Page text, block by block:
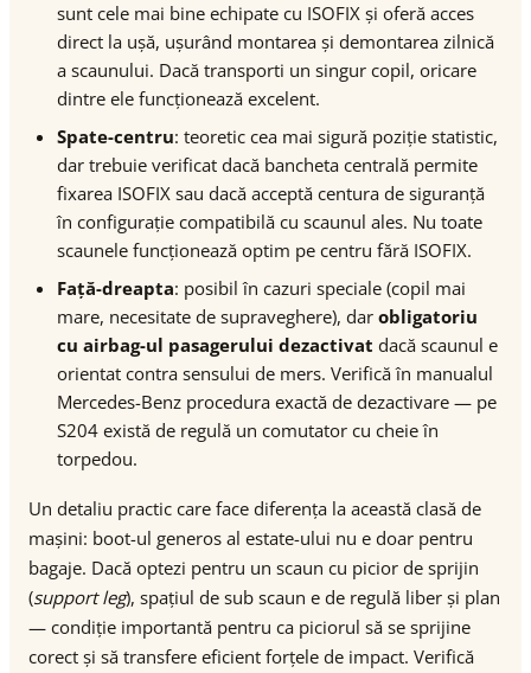
sunt cele mai bine echipate cu ISOFIX și oferă acces
direct la ușă, ușurând montarea și demontarea zilnică
a scaunului. Dacă transporti un singur copil, oricare
dintre ele funcționează excelent.
Spate-centru: teoretic cea mai sigură poziție statistic,
dar trebuie verificat dacă bancheta centrală permite
fixarea ISOFIX sau dacă acceptă centura de siguranță
în configurație compatibilă cu scaunul ales. Nu toate
scaunele funcționează optim pe centru fără ISOFIX.
Față-dreapta: posibil în cazuri speciale (copil mai
mare, necesitate de supraveghere), dar obligatoriu
cu airbag-ul pasagerului dezactivat dacă scaunul e
orientat contra sensului de mers. Verifică în manualul
Mercedes-Benz procedura exactă de dezactivare — pe
S204 există de regulă un comutator cu cheie în
torpedou.
Un detaliu practic care face diferența la această clasă de
mașini: boot-ul generos al estate-ului nu e doar pentru
bagaje. Dacă optezi pentru un scaun cu picior de sprijin
(support leg), spațiul de sub scaun e de regulă liber și plan
— condiție importantă pentru ca piciorul să se sprijine
corect și să transfere eficient forțele de impact. Verifică